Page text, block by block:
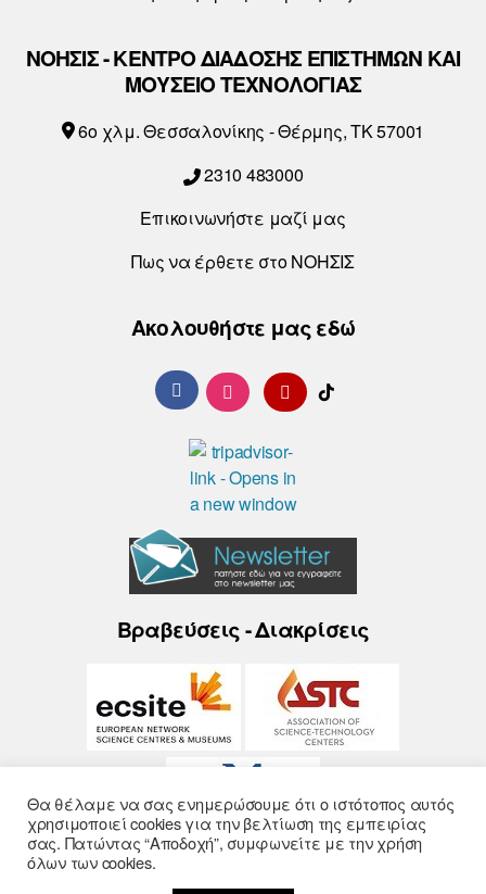
ΝΟΗΣΙΣ - ΚΕΝΤΡΟ ΔΙΑΔΟΣΗΣ ΕΠΙΣΤΗΜΩΝ ΚΑΙ
ΜΟΥΣΕΙΟ ΤΕΧΝΟΛΟΓΙΑΣ
6o χλμ. Θεσσαλονίκης - Θέρμης, ΤΚ 57001
2310 483000
Επικοινωνήστε μαζί μας
Πως να έρθετε στο ΝΟΗΣΙΣ
Ακολουθήστε μας εδώ
Βραβεύσεις - Διακρίσεις
Θα θέλαμε να σας ενημερώσουμε ότι ο ιστότοπος αυτός
χρησιμοποιεί cookies για την βελτίωση της εμπειρίας
σας. Πατώντας “Αποδοχή”, συμφωνείτε με την χρήση
όλων των cookies.